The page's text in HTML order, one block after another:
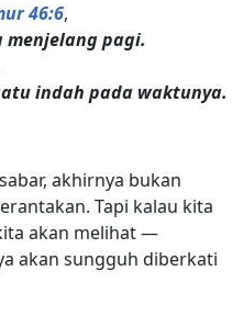
46:6,
menjelang pagi.
indah pada waktunya.
akhirnya bukan
Tapi kalau kita
akan melihat —
akan sungguh diberkati